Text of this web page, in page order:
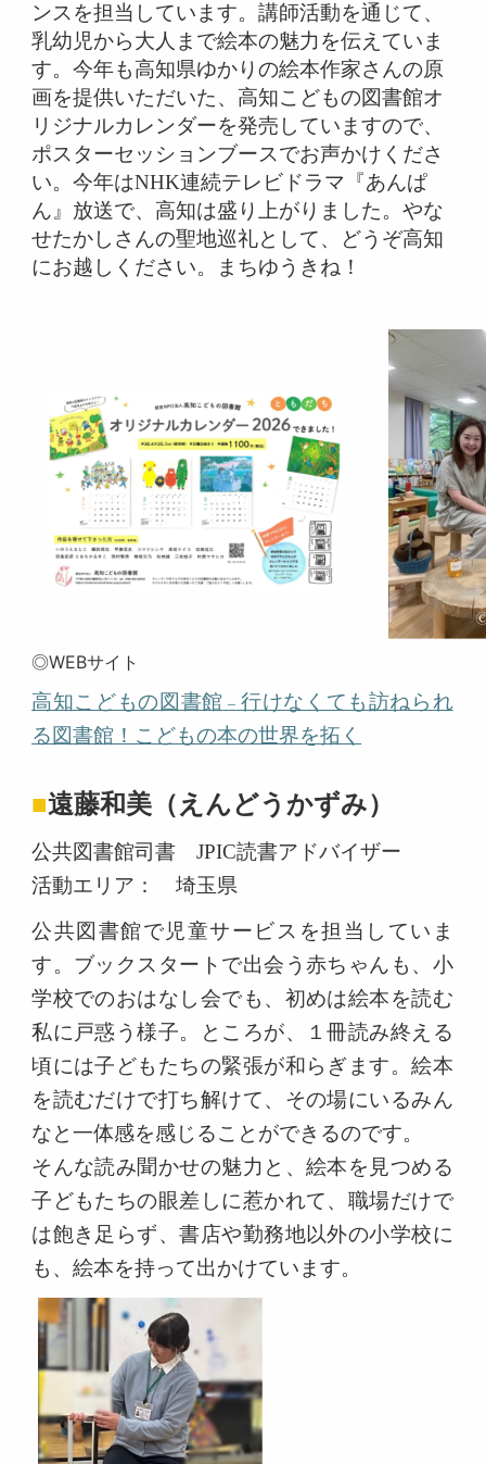
ンスを担当しています。講師活動を通じて、
乳幼児から大人まで絵本の魅力を伝えていま
す。今年も高知県ゆかりの絵本作家さんの原
画を提供いただいた、高知こどもの図書館オ
リジナルカレンダーを発売していますので、
ポスターセッションブースでお声かけくださ
い。今年はNHK連続テレビドラマ『あんぱ
ん』放送で、高知は盛り上がりました。やな
せたかしさんの聖地巡礼として、どうぞ高知
にお越しください。まちゆうきね！
◎WEBサイト
高知こどもの図書館 – 行けなくても訪ねられ
る図書館！こどもの本の世界を拓く
■遠藤和美（えんどうかずみ）
公共図書館司書 JPIC読書アドバイザー
活動エリア： 埼玉県
公共図書館で児童サービスを担当していま
す。ブックスタートで出会う赤ちゃんも、小
学校でのおはなし会でも、初めは絵本を読む
私に戸惑う様子。ところが、１冊読み終える
頃には子どもたちの緊張が和らぎます。絵本
を読むだけで打ち解けて、その場にいるみん
なと一体感を感じることができるのです。
そんな読み聞かせの魅力と、絵本を見つめる
子どもたちの眼差しに惹かれて、職場だけで
は飽き足らず、書店や勤務地以外の小学校に
も、絵本を持って出かけています。